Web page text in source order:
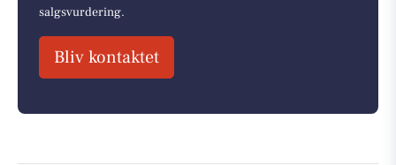
salgsvurdering.
Bliv kontaktet